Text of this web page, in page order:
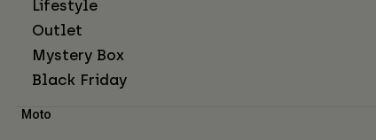
Lifestyle
Outlet
Mystery Box
Black Friday
Moto